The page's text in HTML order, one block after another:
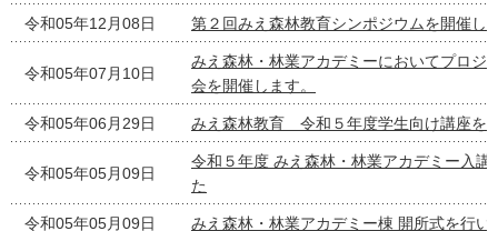
令和05年12月08日 第２回みえ森林教育シンポジウムを開催し
令和05年07月10日
みえ森林・林業アカデミーにおいてプロジ
会を開催します。
令和05年06月29日 みえ森林教育 令和５年度学生向け講座を
令和05年05月09日
令和５年度 みえ森林・林業アカデミー入講
た
令和05年05月09日 みえ森林・林業アカデミー棟 開所式を行い